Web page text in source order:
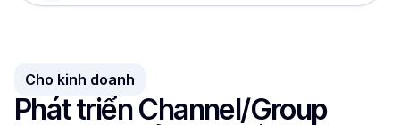
Cho kinh doanh
Phát triển Channel/Group